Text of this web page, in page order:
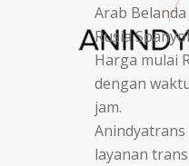
Arab
Rusia
Harga mulai
dengan
jam.
layanan